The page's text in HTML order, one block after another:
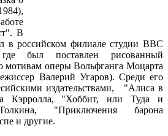
В
в российском филиале студии ВВС
был поставлен рисованный
мотивам оперы Вольфганга Моцарта
Валерий Угаров). Среди его
издательствами, "Алиса в
Кэрролла, "Хоббит, или Туда и
"Приключения барона
и другие.